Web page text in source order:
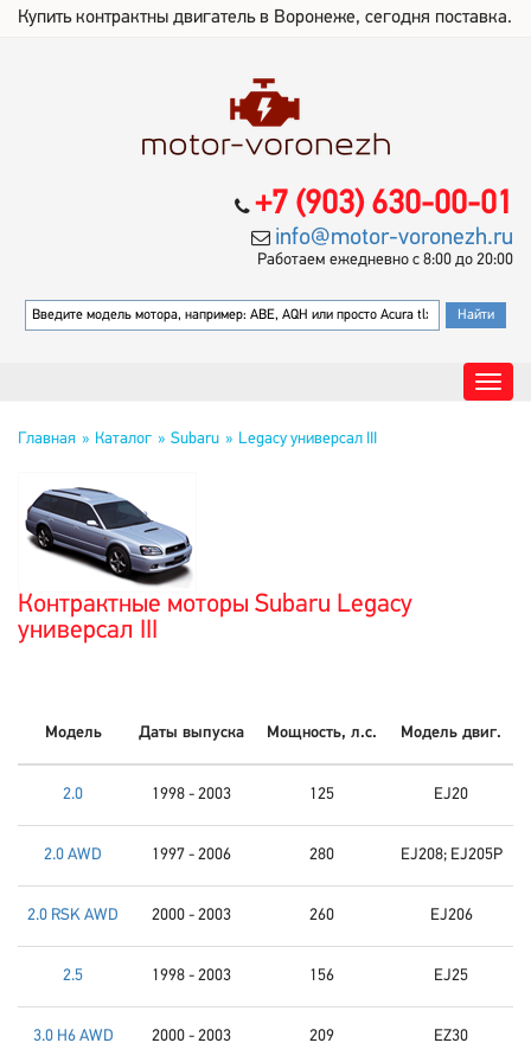
Купить контрактны двигатель в Воронеже, сегодня поставка.
+7 (903) 630-00-01
info@motor-voronezh.ru
Работаем ежедневно с 8:00 до 20:00
Главная Каталог Subaru Legacy универсал III
Контрактные моторы Subaru Legacy
универсал III
Модель Даты выпуска Мощность, л.с. Модель двиг.
2.0 1998 - 2003 125 EJ20
2.0 AWD 1997 - 2006 280 EJ208; EJ205P
2.0 RSK AWD 2000 - 2003 260 EJ206
2.5 1998 - 2003 156 EJ25
3.0 H6 AWD 2000 - 2003 209 EZ30